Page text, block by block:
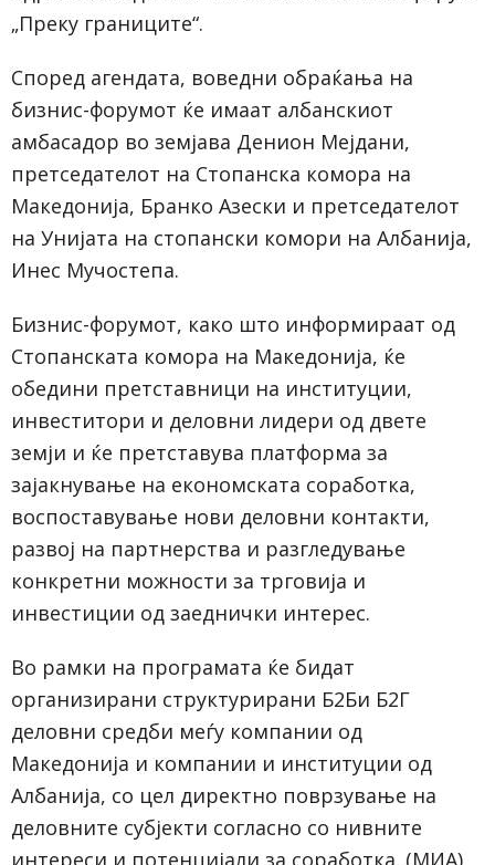
„Преку границите“.
Според агендата, воведни обраќања на
бизнис-форумот ќе имаат албанскиот
амбасадор во земјава Денион Мејдани,
претседателот на Стопанска комора на
Македонија, Бранко Азески и претседателот
на Унијата на стопански комори на Албанија,
Инес Мучостепа.
Бизнис-форумот, како што информираат од
Стопанската комора на Македонија, ќе
обедини претставници на институции,
инвеститори и деловни лидери од двете
земји и ќе претставува платформа за
зајакнување на економската соработка,
воспоставување нови деловни контакти,
развој на партнерства и разгледување
конкретни можности за трговија и
инвестиции од заеднички интерес.
Во рамки на програмата ќе бидат
организирани структурирани Б2Би Б2Г
деловни средби меѓу компании од
Македонија и компании и институции од
Албанија, со цел директно поврзување на
деловните субјекти согласно со нивните